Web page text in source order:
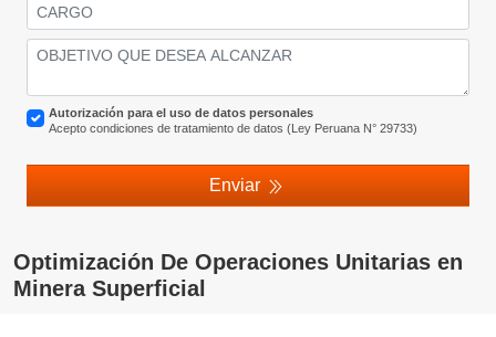
Autorización para el uso de datos personales
Acepto condiciones de tratamiento de datos (Ley Peruana N° 29733)
Enviar
Optimización De Operaciones Unitarias en
Minera Superficial